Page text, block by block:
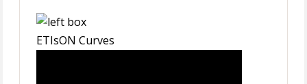
ETIsON Curves